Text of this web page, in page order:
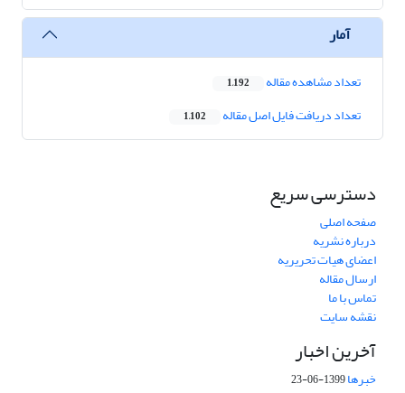
آمار
تعداد مشاهده مقاله 1,192
تعداد دریافت فایل اصل مقاله 1,102
دسترسی سریع
صفحه اصلی
درباره نشریه
اعضای هیات تحریریه
ارسال مقاله
تماس با ما
نقشه سایت
آخرین اخبار
خبرها1399-06-23